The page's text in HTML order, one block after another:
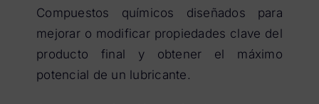
Compuestos químicos diseñados para
mejorar o modificar propiedades clave del
producto final y obtener el máximo
potencial de un lubricante.